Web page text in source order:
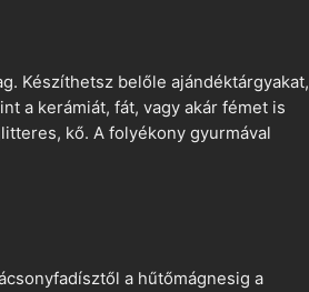
Készíthetsz belőle ajándéktárgyakat,
a kerámiát, fát, vagy akár fémet is
kő. A folyékony gyurmával
a hűtőmágnesig a